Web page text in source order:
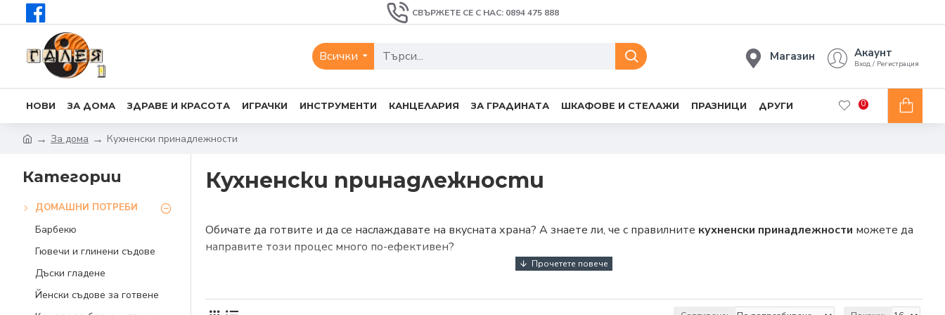
СВЪРЖЕТЕ СЕ С НАС: 0894 475 888
Всички Магазин Акаунт
Вход / Регистрация
НОВИ ЗА ДОМА ЗДРАВЕ И КРАСОТА ИГРАЧКИ ИНСТРУМЕНТИ КАНЦЕЛАРИЯ ЗА ГРАДИНАТА ШКАФОВЕ И СТЕЛАЖИ ПРАЗНИЦИ ДРУГИ 0
За дома Кухненски принадлежности
Категории
ДОМАШНИ ПОТРЕБИ
Барбекю
Гювечи и глинени съдове
Дъски гладене
Йенски съдове за готвене
Кухненски принадлежности
Обичате да готвите и да се наслаждавате на вкусната храна? А знаете ли, че с правилните кухненски принадлежности можете да
направите този процес много по-ефективен?
Рязане, разбиване, намачкване, настъргване, белене – това са само малка част от дейностите, които извършвате в кухнята. Ако